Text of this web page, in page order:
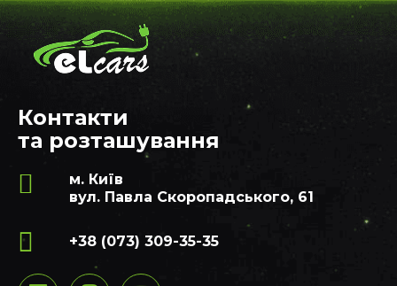
Контакти
та розташування
м. Київ
вул. Павла Скоропадського, 61
+38 (073) 309-35-35